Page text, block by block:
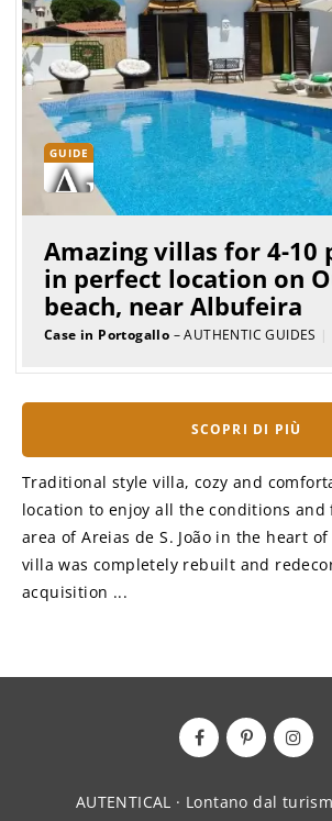
GUIDE
Amazing villas for 4-10
in perfect location on
beach, near Albufeira
Case in Portogallo – AUTHENTIC GUIDES |
SCOPRI DI PIÙ
Traditional style villa, cozy and
location to enjoy all the conditions
area of Areias de S. João in the heart
villa was completely rebuilt and
acquisition ...
AUTENTICAL · Lontano dal